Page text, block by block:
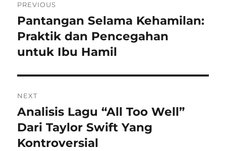
pos
PREVIOUS
Previous
post:
Pantangan Selama Kehamilan:
Praktik dan Pencegahan
untuk Ibu Hamil
NEXT
Next
post:
Analisis Lagu “All Too Well”
Dari Taylor Swift Yang
Kontroversial